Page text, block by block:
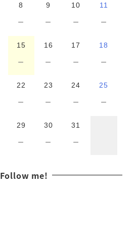
8
－
9
－
10
－
11
－
15
－
16
－
17
－
18
－
22
－
23
－
24
－
25
－
29
－
30
－
31
－
Follow me!